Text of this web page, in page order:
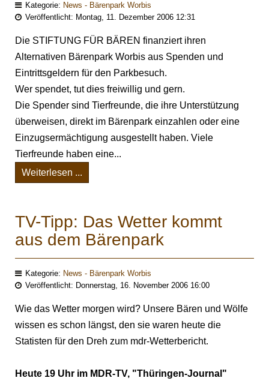
Kategorie: News - Bärenpark Worbis
Veröffentlicht: Montag, 11. Dezember 2006 12:31
Die STIFTUNG FÜR BÄREN finanziert ihren
Alternativen Bärenpark Worbis aus Spenden und
Eintrittsgeldern für den Parkbesuch.
Wer spendet, tut dies freiwillig und gern.
Die Spender sind Tierfreunde, die ihre Unterstützung
überweisen, direkt im Bärenpark einzahlen oder eine
Einzugsermächtigung ausgestellt haben. Viele
Tierfreunde haben eine...
Weiterlesen ...
TV-Tipp: Das Wetter kommt
aus dem Bärenpark
Kategorie: News - Bärenpark Worbis
Veröffentlicht: Donnerstag, 16. November 2006 16:00
Wie das Wetter morgen wird? Unsere Bären und Wölfe
wissen es schon längst, den sie waren heute die
Statisten für den Dreh zum mdr-Wetterbericht.
Heute 19 Uhr im MDR-TV, "Thüringen-Journal"